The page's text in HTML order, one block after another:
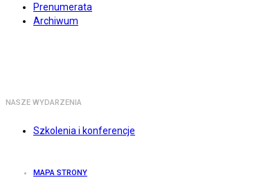
Prenumerata
Archiwum
NASZE WYDARZENIA
Szkolenia i konferencje
MAPA STRONY